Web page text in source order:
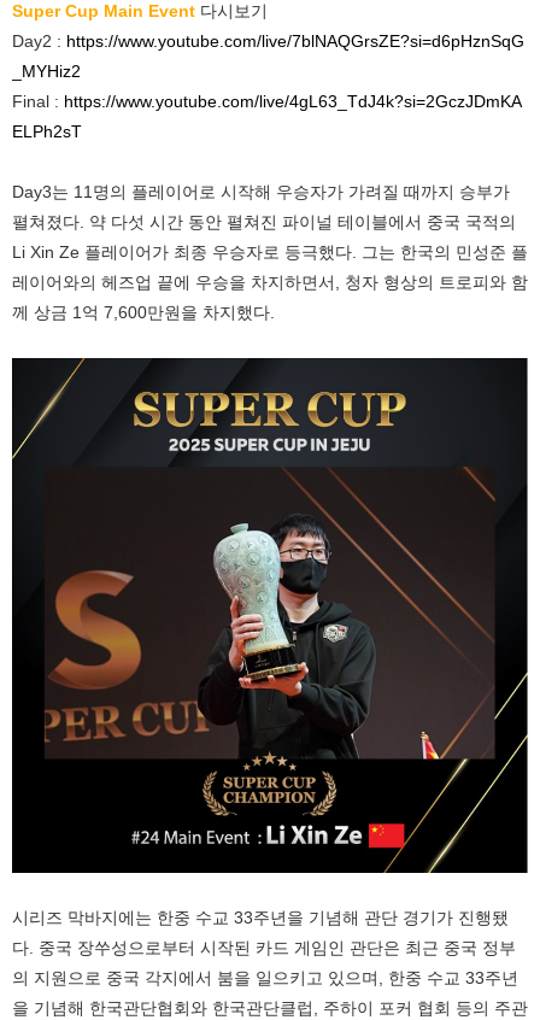
Super Cup Main Event 다시보기
Day2 : https://www.youtube.com/live/7blNAQGrsZE?si=d6pHznSqG
_MYHiz2
Final : https://www.youtube.com/live/4gL63_TdJ4k?si=2GczJDmKA
ELPh2sT
Day3는 11명의 플레이어로 시작해 우승자가 가려질 때까지 승부가
펼쳐졌다. 약 다섯 시간 동안 펼쳐진 파이널 테이블에서 중국 국적의
Li Xin Ze 플레이어가 최종 우승자로 등극했다. 그는 한국의 민성준 플
레이어와의 헤즈업 끝에 우승을 차지하면서, 청자 형상의 트로피와 함
께 상금 1억 7,600만원을 차지했다.
시리즈 막바지에는 한중 수교 33주년을 기념해 관단 경기가 진행됐
다. 중국 장쑤성으로부터 시작된 카드 게임인 관단은 최근 중국 정부
의 지원으로 중국 각지에서 붐을 일으키고 있으며, 한중 수교 33주년
을 기념해 한국관단협회와 한국관단클럽, 주하이 포커 협회 등의 주관